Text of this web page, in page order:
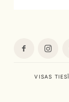
VISAS